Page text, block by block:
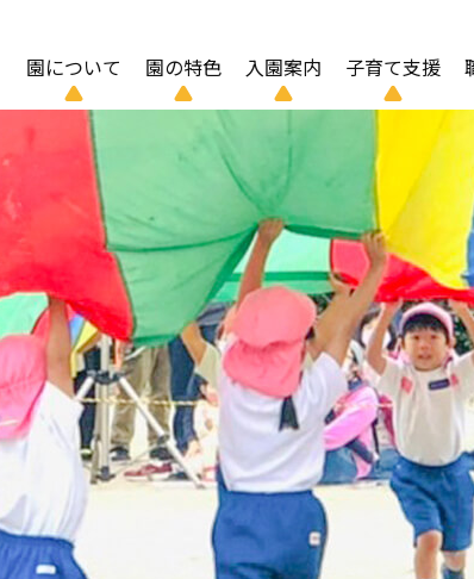
園について 園の特色 入園案内 子育て支援